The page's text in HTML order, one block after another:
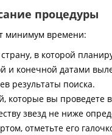
процедуры
минимум времени:
в которой
и конечной датами
результаты поиска.
которые вы проведете
звезд не ниже
отметьте его